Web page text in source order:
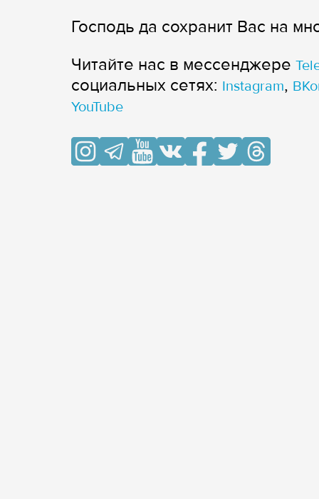
Господь да сохранит Вас на
Читайте нас в мессенджере
cоциальных сетях: Instagram,
YouTube